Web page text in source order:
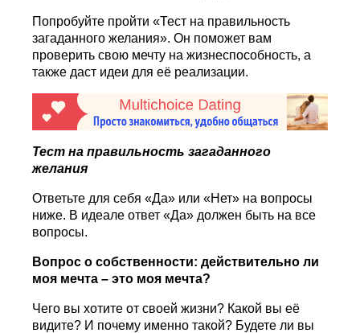
Попробуйте пройти «Тест на правильность
загаданного желания». Он поможет вам
проверить свою мечту на жизнеспособность, а
также даст идеи для её реализации.
Тест на правильность загаданного
желания
Ответьте для себя «Да» или «Нет» на вопросы
ниже. В идеале ответ «Да» должен быть на все
вопросы.
Вопрос о собственности: действительно ли
моя мечта – это моя мечта?
Чего вы хотите от своей жизни? Какой вы её
видите? И почему именно такой? Будете ли вы